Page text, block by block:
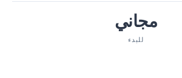
مجاني
للبدء